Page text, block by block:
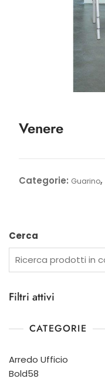
Venere
Categorie: Guarino,
Cerca
Filtri attivi
CATEGORIE
Arredo Ufficio
Bold58